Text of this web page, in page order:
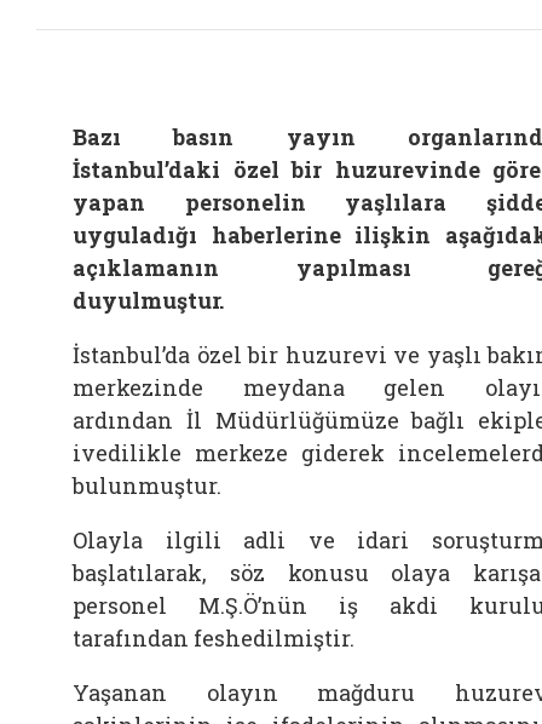
Bazı basın yayın
İstanbul’daki özel bir huzurevinde
yapan personelin yaşlılara
uyguladığı haberlerine ilişkin
açıklamanın yapılması
duyulmuştur.
İstanbul’da özel bir huzurevi ve yaşlı
merkezinde meydana gelen
ardından İl Müdürlüğümüze bağlı
ivedilikle merkeze giderek
bulunmuştur.
Olayla ilgili adli ve idari
başlatılarak, söz konusu olaya
personel M.Ş.Ö’nün iş akdi
tarafından feshedilmiştir.
Yaşanan olayın mağduru